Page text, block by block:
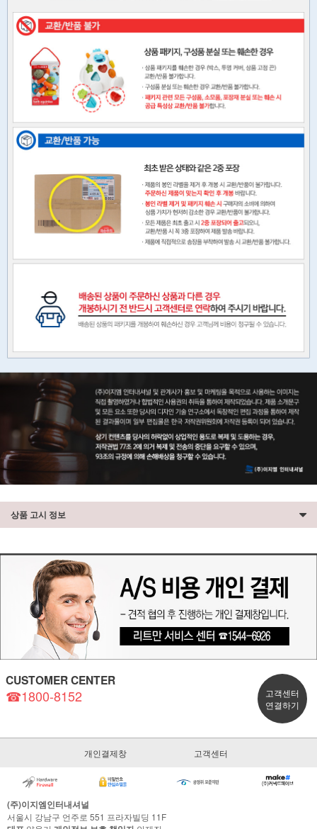
상품 고시 정보
CUSTOMER CENTER
☎1800-8152
고객센터
연결하기
개인결제창 고객센터
(주)이지엠인터내셔널
서울시 강남구 언주로 551 프라자빌딩 11F